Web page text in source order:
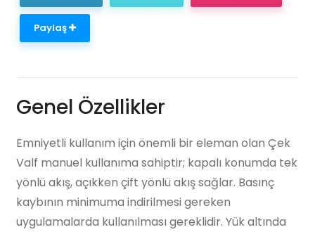
Paylaş
Genel Özellikler
Emniyetli kullanım için önemli bir eleman olan Çek
Valf manuel kullanıma sahiptir; kapalı konumda tek
yönlü akış, açıkken çift yönlü akış sağlar. Basınç
kaybının minimuma indirilmesi gereken
uygulamalarda kullanılması gereklidir. Yük altında